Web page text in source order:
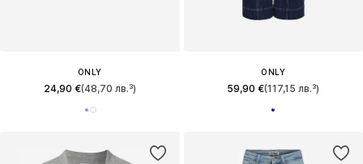
ONLY
24,90 €(48,70 лв.³)
ONLY
59,90 €(117,15 лв.³)